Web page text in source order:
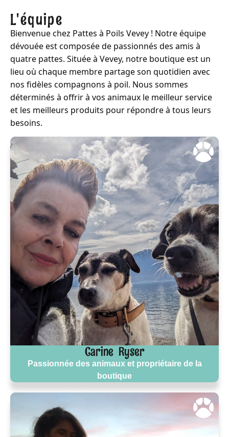
L'équipe
Bienvenue chez Pattes à Poils Vevey ! Notre équipe
dévouée est composée de passionnés des amis à
quatre pattes. Située à Vevey, notre boutique est un
lieu où chaque membre partage son quotidien avec
nos fidèles compagnons à poil. Nous sommes
déterminés à offrir à vos animaux le meilleur service
et les meilleurs produits pour répondre à tous leurs
besoins.
Carine Ryser
Passionnée des animaux et propriétaire de la
boutique